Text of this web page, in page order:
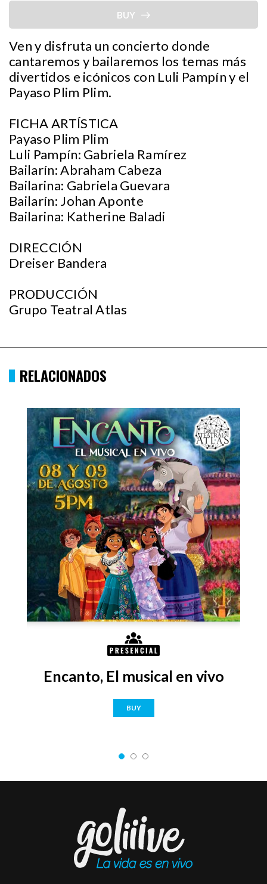
BUY
Ven y disfruta un concierto donde
cantaremos y bailaremos los temas más
divertidos e icónicos con Luli Pampín y el
Payaso Plim Plim.
FICHA ARTÍSTICA
Payaso Plim Plim
Luli Pampín: Gabriela Ramírez
Bailarín: Abraham Cabeza
Bailarina: Gabriela Guevara
Bailarín: Johan Aponte
Bailarina: Katherine Baladi
DIRECCIÓN
Dreiser Bandera
PRODUCCIÓN
Grupo Teatral Atlas
RELACIONADOS
Encanto, El musical en vivo
BUY